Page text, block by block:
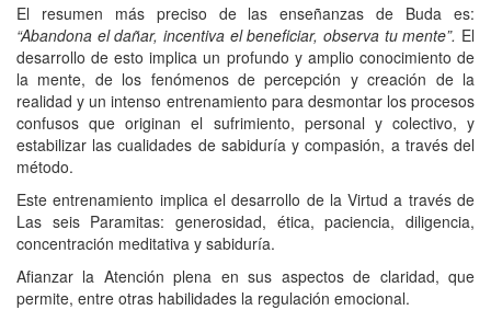
El resumen más preciso de las enseñanzas de Buda es:
“Abandona el dañar, incentiva el beneficiar, observa tu mente”. El
desarrollo de esto implica un profundo y amplio conocimiento de
la mente, de los fenómenos de percepción y creación de la
realidad y un intenso entrenamiento para desmontar los procesos
confusos que originan el sufrimiento, personal y colectivo, y
estabilizar las cualidades de sabiduría y compasión, a través del
método.
Este entrenamiento implica el desarrollo de la Virtud a través de
Las seis Paramitas: generosidad, ética, paciencia, diligencia,
concentración meditativa y sabiduría.
Afianzar la Atención plena en sus aspectos de claridad, que
permite, entre otras habilidades la regulación emocional.